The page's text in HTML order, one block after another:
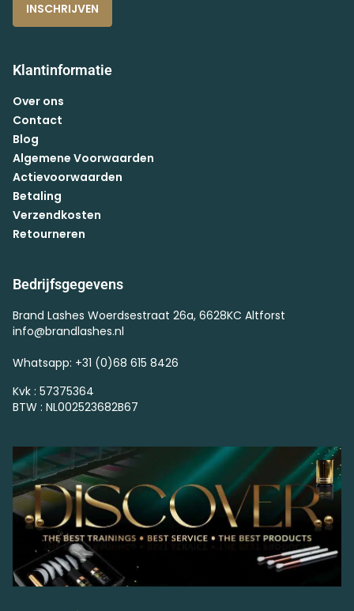
INSCHRIJVEN
Klantinformatie
Over ons
Contact
Blog
Algemene Voorwaarden
Actievoorwaarden
Betaling
Verzendkosten
Retourneren
Bedrijfsgegevens
Brand Lashes Woerdsestraat 26a, 6628KC Altforst
info@brandlashes.nl
Whatsapp: +31 (0)68 615 8426
Kvk : 57375364
BTW : NL002523682B67